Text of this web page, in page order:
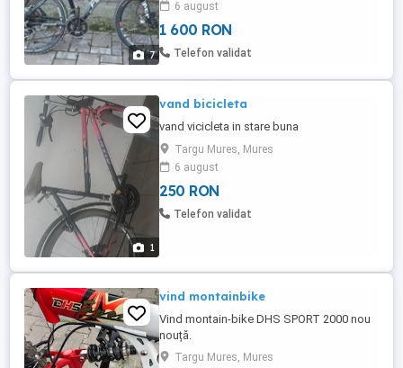
7
6 august
1 600 RON
Telefon validat
1
vand bicicleta
vand vicicleta in stare buna
Targu Mures, Mures
6 august
250 RON
Telefon validat
vind montainbike
Vind montain-bike DHS SPORT 2000 nou
nouță.
Targu Mures, Mures